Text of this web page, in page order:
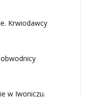
Krwiodawcy
w Iwoniczu.